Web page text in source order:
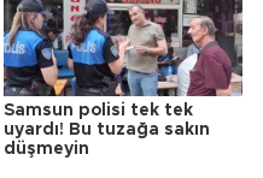
Samsun polisi tek tek
uyardı! Bu tuzağa sakın
düşmeyin